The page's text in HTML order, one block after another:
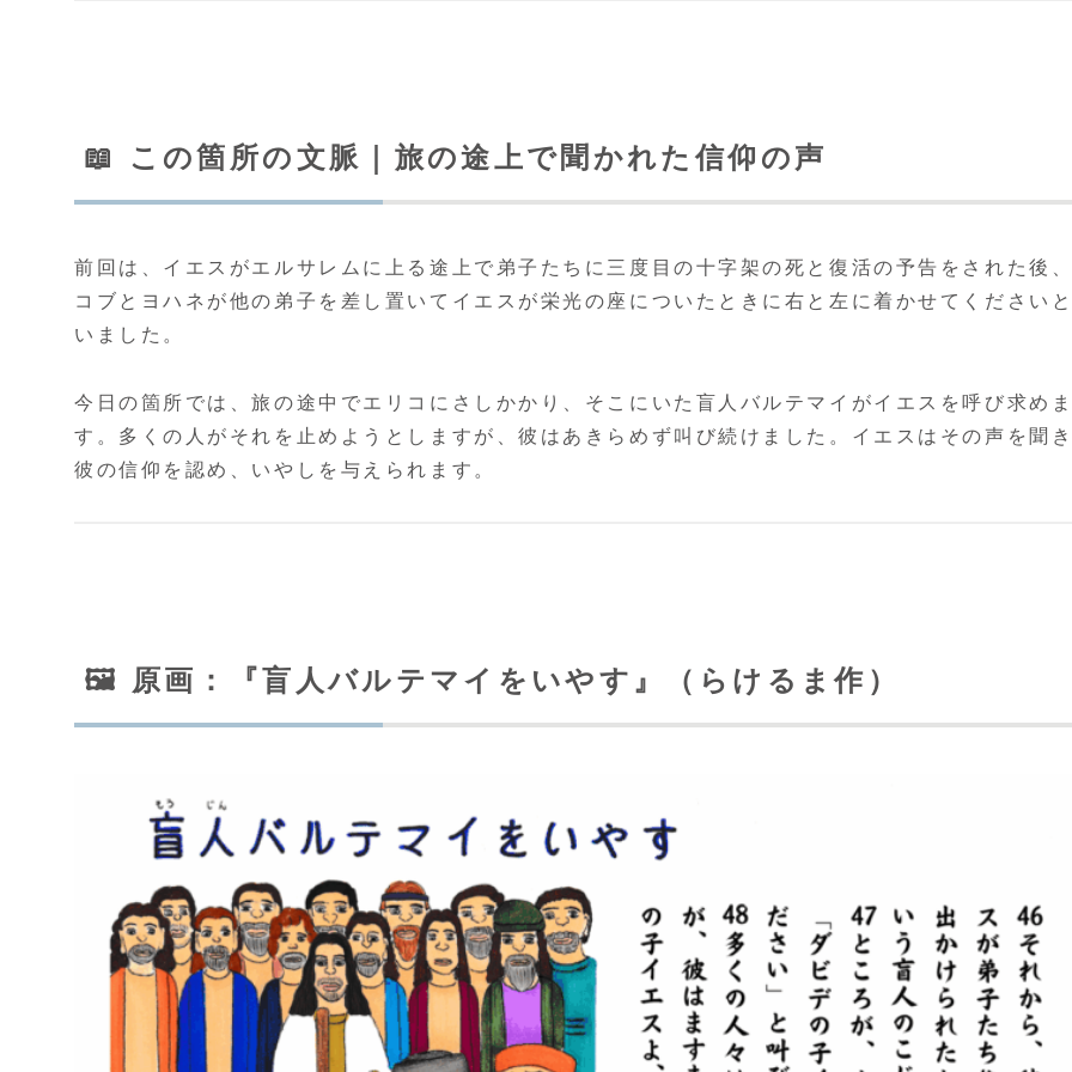
📖 この箇所の文脈｜旅の途上で聞かれた信仰の声
前回は、イエスがエルサレムに上る途上で弟子たちに三度目の十字架の死と復活の予告をされた後
コブとヨハネが他の弟子を差し置いてイエスが栄光の座についたときに右と左に着かせてください
いました。
今日の箇所では、旅の途中でエリコにさしかかり、そこにいた盲人バルテマイがイエスを呼び求めま
す。多くの人がそれを止めようとしますが、彼はあきらめず叫び続けました。イエスはその声を聞き
彼の信仰を認め、いやしを与えられます。
🖼️ 原画：『盲人バルテマイをいやす』（らけるま作）